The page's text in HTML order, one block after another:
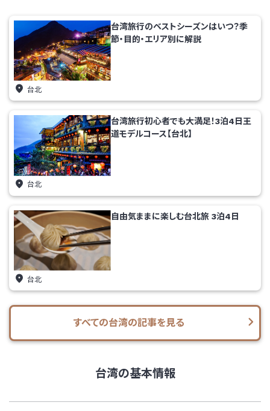
台湾旅行のベストシーズンはいつ？季
節・目的・エリア別に解説
台北
台湾旅行初心者でも大満足！3泊4日王
道モデルコース【台北】
台北
自由気ままに楽しむ台北旅 3泊4日
台北
すべての台湾の記事を見る
台湾の基本情報